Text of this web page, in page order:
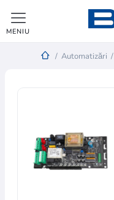
MENIU
/ Automatizări /